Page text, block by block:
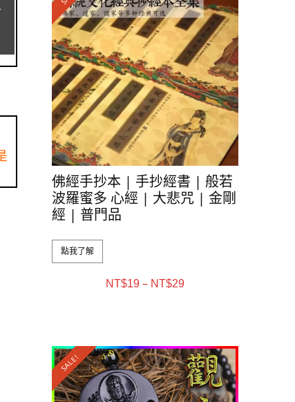
佛經手抄本 | 手抄經書 | 般若
波羅蜜多 心經 | 大悲咒 | 金剛
經 | 普門品
點我了解
NT$19 – NT$29
SALE!